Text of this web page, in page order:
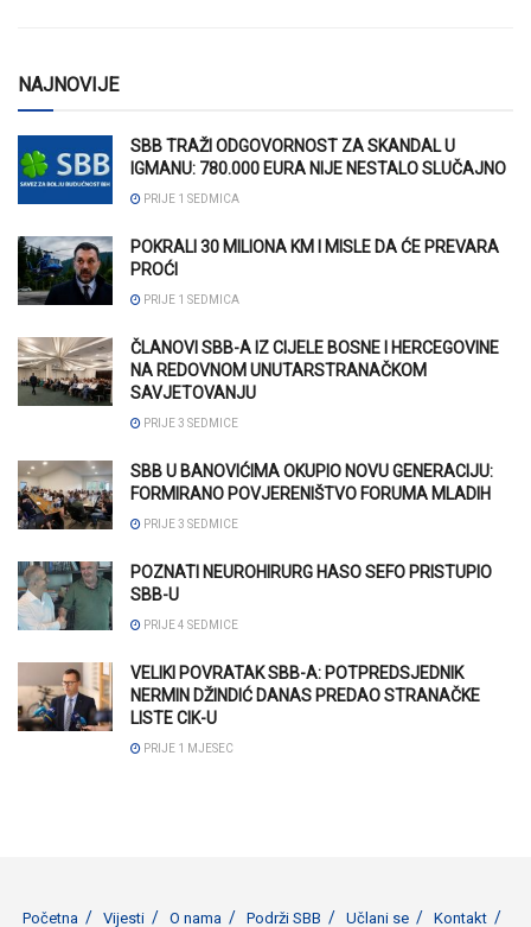
NAJNOVIJE
SBB TRAŽI ODGOVORNOST ZA SKANDAL U
IGMANU: 780.000 EURA NIJE NESTALO SLUČAJNO
PRIJE 1 SEDMICA
POKRALI 30 MILIONA KM I MISLE DA ĆE PREVARA
PROĆI
PRIJE 1 SEDMICA
ČLANOVI SBB-A IZ CIJELE BOSNE I HERCEGOVINE
NA REDOVNOM UNUTARSTRANAČKOM
SAVJETOVANJU
PRIJE 3 SEDMICE
SBB U BANOVIĆIMA OKUPIO NOVU GENERACIJU:
FORMIRANO POVJERENIŠTVO FORUMA MLADIH
PRIJE 3 SEDMICE
POZNATI NEUROHIRURG HASO SEFO PRISTUPIO
SBB-U
PRIJE 4 SEDMICE
VELIKI POVRATAK SBB-A: POTPREDSJEDNIK
NERMIN DŽINDIĆ DANAS PREDAO STRANAČKE
LISTE CIK-U
PRIJE 1 MJESEC
Početna Vijesti O nama Podrži SBB Učlani se Kontakt